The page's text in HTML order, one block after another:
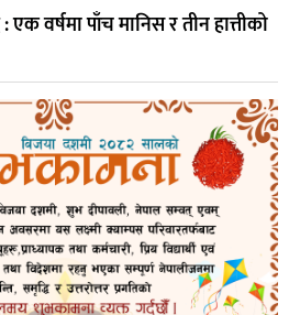
: एक वर्षमा पाँच मानिस र तीन हात्तीको